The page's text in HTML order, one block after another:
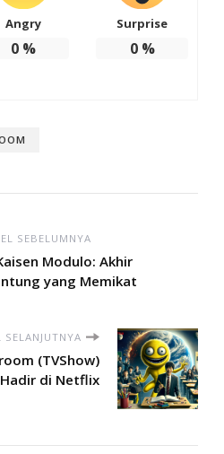
Angry
0%
Surprise
0%
SEBELUMNYA
Modulo: Akhir
yang Memikat
SELANJUTNYA
(TVShow)
di Netflix